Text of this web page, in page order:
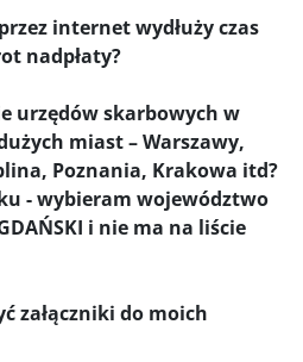
internet wydłuży czas
nadpłaty?
urzędów skarbowych w
miast – Warszawy,
Poznania, Krakowa itd?
- wybieram województwo
i nie ma na liście
załączniki do moich